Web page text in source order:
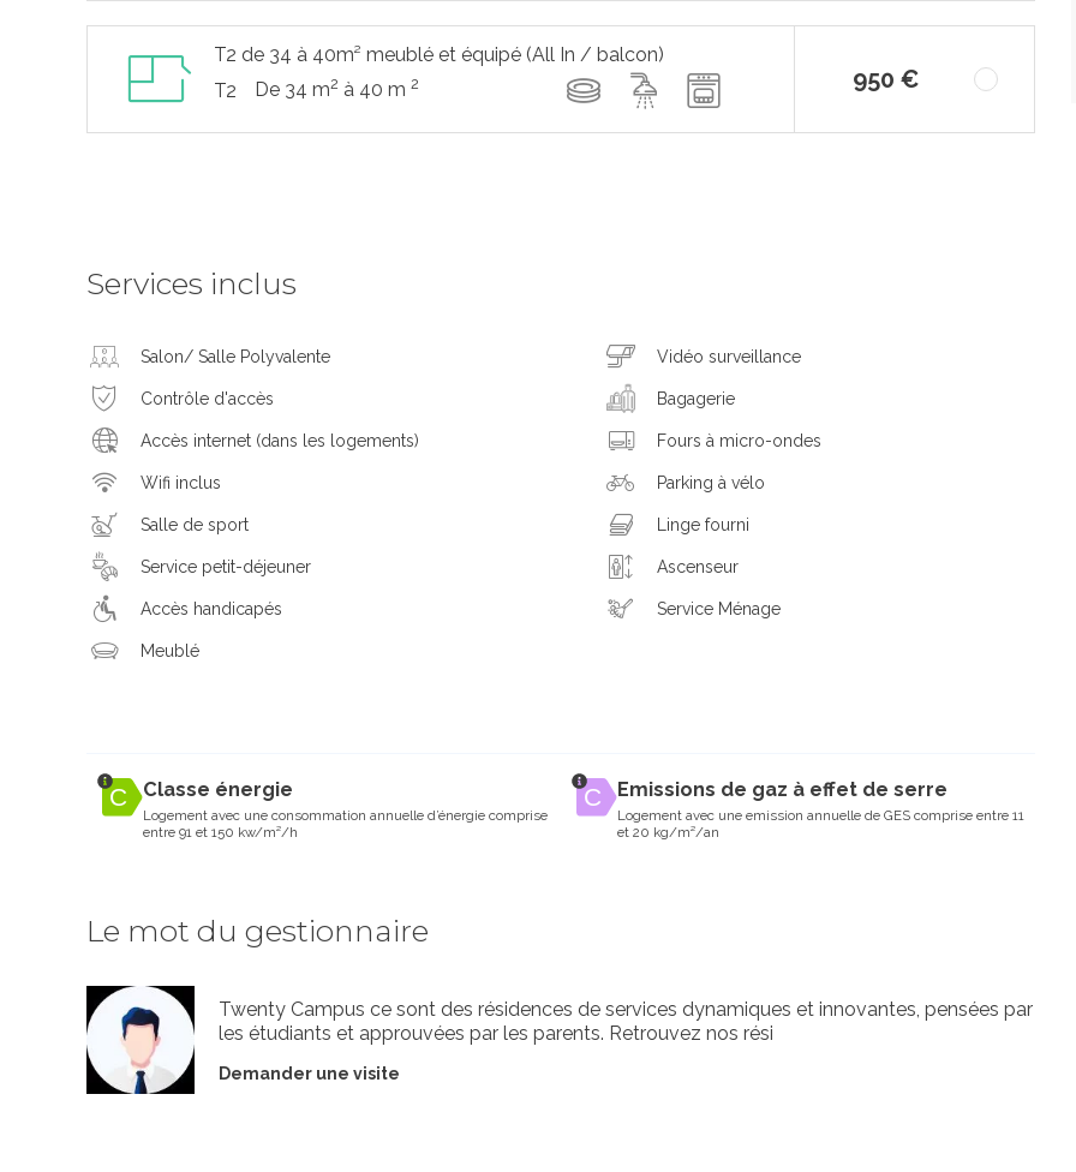
T2 de 34 à 40m² meublé et équipé (All In / balcon)
T2
De 34 m2 à 40 m 2 950 €
Services inclus
Salon/ Salle Polyvalente
Contrôle d'accès
Accès internet (dans les logements)
Wifi inclus
Salle de sport
Service petit-déjeuner
Accès handicapés
Meublé
Vidéo surveillance
Bagagerie
Fours à micro-ondes
Parking à vélo
Linge fourni
Ascenseur
Service Ménage
Classe énergie
Logement avec une consommation annuelle d’énergie comprise
entre 91 et 150 kw/m²/h
Emissions de gaz à effet de serre
Logement avec une emission annuelle de GES comprise entre 11
et 20 kg/m²/an
Le mot du gestionnaire
Twenty Campus ce sont des résidences de services dynamiques et innovantes, pensées par
les étudiants et approuvées par les parents. Retrouvez nos rési
Demander une visite